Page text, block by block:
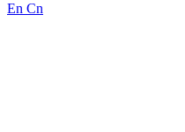
En Cn